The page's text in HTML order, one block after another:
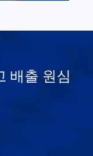
배출 원심